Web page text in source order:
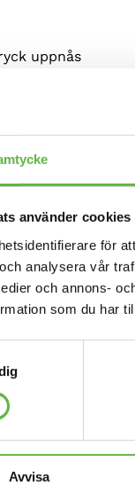
använder cookies
för
analysera vår
och annons-
som du har
Avvisa
uppnås
utrustning
…